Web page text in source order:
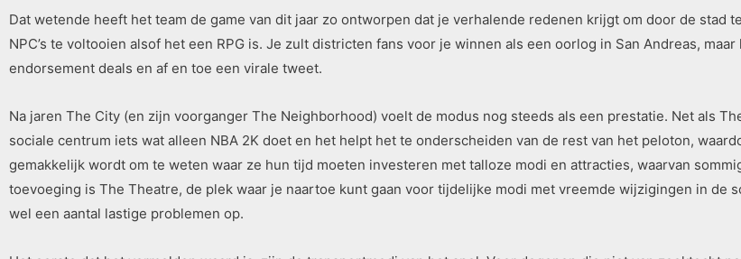
Dat wetende heeft het team de game van dit jaar zo ontworpen dat je verhalende redenen krijgt om door de stad
NPC’s te voltooien alsof het een RPG is. Je zult districten fans voor je winnen als een oorlog in San Andreas,
endorsement deals en af ​​en toe een virale tweet.
Na jaren The City (en zijn voorganger The Neighborhood) voelt de modus nog steeds als een prestatie. Net als
sociale centrum iets wat alleen NBA 2K doet en het helpt het te onderscheiden van de rest van het peloton,
gemakkelijk wordt om te weten waar ze hun tijd moeten investeren met talloze modi en attracties, waarvan
toevoeging is The Theatre, de plek waar je naartoe kunt gaan voor tijdelijke modi met vreemde wijzigingen in de
wel een aantal lastige problemen op.